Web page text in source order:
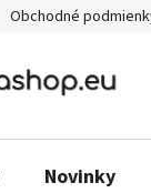
Obchodné
Novinky